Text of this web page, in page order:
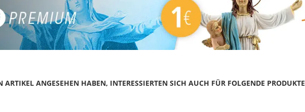
ARTIKEL ANGESEHEN HABEN, INTERESSIERTEN SICH AUCH FÜR FOLGENDE PRODUKTE